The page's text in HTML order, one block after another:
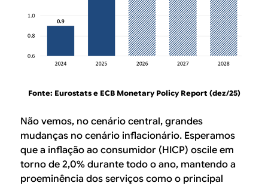
Fonte: Eurostats e ECB Monetary Policy Report (dez/25)
Não vemos, no cenário central, grandes
mudanças no cenário inflacionário. Esperamos
que a inflação ao consumidor (HICP) oscile em
torno de 2,0% durante todo o ano, mantendo a
proeminência dos serviços como o principal